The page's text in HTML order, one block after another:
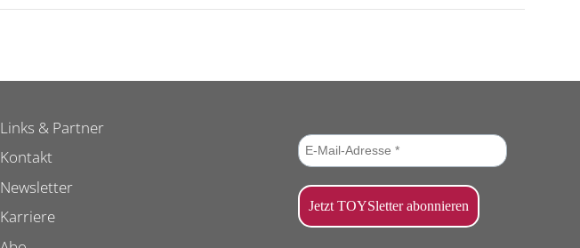
Links & Partner
Kontakt
Newsletter
Karriere